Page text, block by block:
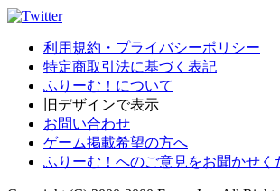
利用規約・プライバシーポリシー
特定商取引法に基づく表記
ふりーむ！について
旧デザインで表示
お問い合わせ
ゲーム掲載希望の方へ
ふりーむ！へのご意見をお聞かせく